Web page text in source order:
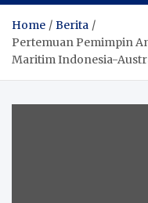
Home
Berita
Pertemuan Pemimpin
Maritim Indonesia-